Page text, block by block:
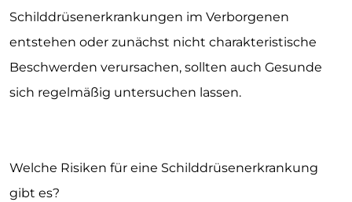
Schilddrüsenerkrankungen im Verborgenen
entstehen oder zunächst nicht charakteristische
Beschwerden verursachen, sollten auch Gesunde
sich regelmäßig untersuchen lassen.
Welche Risiken für eine Schilddrüsenerkrankung
gibt es?